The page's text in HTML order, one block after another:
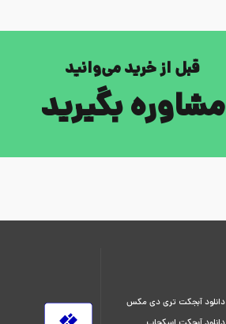
قبل از خرید می‌وانید
مشاوره بگیرید
دانلود آبجکت تری دی مکس